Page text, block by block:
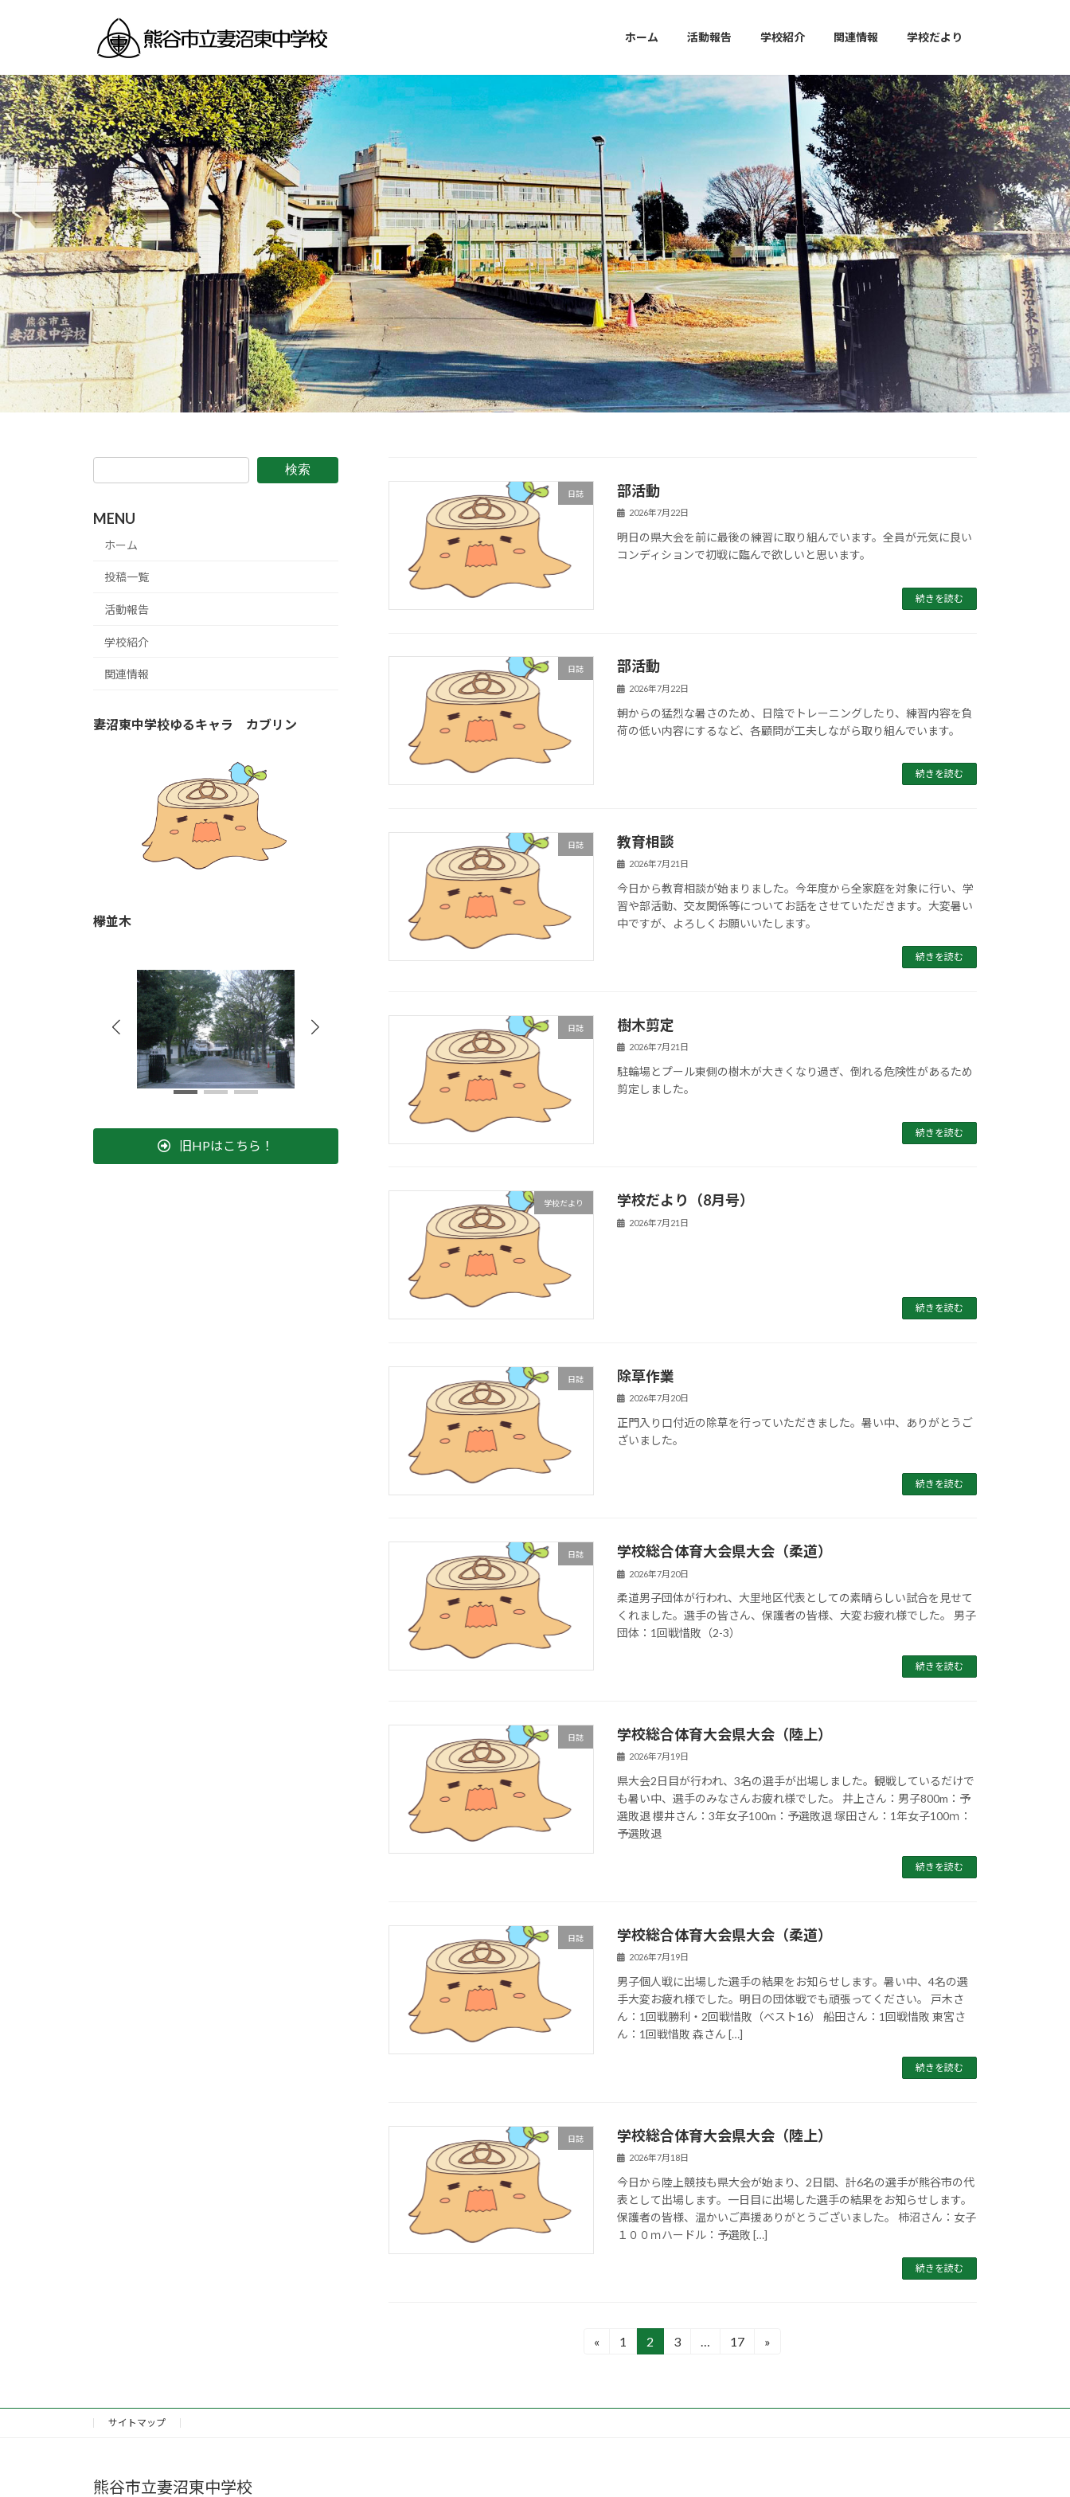
ツ
へ
ス
キ
ッ
プ
シ
ョ
ン
に
移
動
ホーム 活動報告 学校紹介 関連情報 学校だより
日誌 部活動
2026年7月22日
明日の県大会を前に最後の練習に取り組んでいます。全員が元気に良い
コンディションで初戦に臨んで欲しいと思います。
続きを読む
日誌 部活動
2026年7月22日
朝からの猛烈な暑さのため、日陰でトレーニングしたり、練習内容を負
荷の低い内容にするなど、各顧問が工夫しながら取り組んでいます。
続きを読む
日誌 教育相談
2026年7月21日
今日から教育相談が始まりました。今年度から全家庭を対象に行い、学
習や部活動、交友関係等についてお話をさせていただきます。大変暑い
中ですが、よろしくお願いいたします。
続きを読む
日誌 樹木剪定
2026年7月21日
駐輪場とプール東側の樹木が大きくなり過ぎ、倒れる危険性があるため
剪定しました。
続きを読む
学校だより 学校だより（8月号）
2026年7月21日
続きを読む
日誌 除草作業
2026年7月20日
正門入り口付近の除草を行っていただきました。暑い中、ありがとうご
ざいました。
続きを読む
日誌 学校総合体育大会県大会（柔道）
2026年7月20日
柔道男子団体が行われ、大里地区代表としての素晴らしい試合を見せて
くれました。選手の皆さん、保護者の皆様、大変お疲れ様でした。 男子
団体：1回戦惜敗（2-3）
続きを読む
日誌 学校総合体育大会県大会（陸上）
2026年7月19日
県大会2日目が行われ、3名の選手が出場しました。観戦しているだけで
も暑い中、選手のみなさんお疲れ様でした。 井上さん：男子800m：予
選敗退 櫻井さん：3年女子100m：予選敗退 塚田さん：1年女子100ｍ：
予選敗退
続きを読む
日誌 学校総合体育大会県大会（柔道）
2026年7月19日
男子個人戦に出場した選手の結果をお知らせします。暑い中、4名の選
手大変お疲れ様でした。明日の団体戦でも頑張ってください。 戸木さ
ん：1回戦勝利・2回戦惜敗（ベスト16） 船田さん：1回戦惜敗 東宮さ
ん：1回戦惜敗 森さん […]
続きを読む
日誌 学校総合体育大会県大会（陸上）
2026年7月18日
今日から陸上競技も県大会が始まり、2日間、計6名の選手が熊谷市の代
表として出場します。一日目に出場した選手の結果をお知らせします。
保護者の皆様、温かいご声援ありがとうございました。 柿沼さん：女子
１００ｍハードル：予選敗 […]
続きを読む
の
«
固
1
固
2
固
3 …
固
17 »
検索
MENU
ホーム
投稿一覧
活動報告
学校紹介
関連情報
妻沼東中学校ゆるキャラ カブリン
欅並木
旧HPはこちら！
サイトマップ
熊谷市立妻沼東中学校